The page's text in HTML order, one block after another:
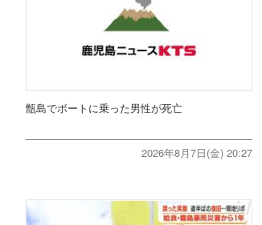
甑島でボートに乗った男性が死亡
2026年8月7日(金) 20:27